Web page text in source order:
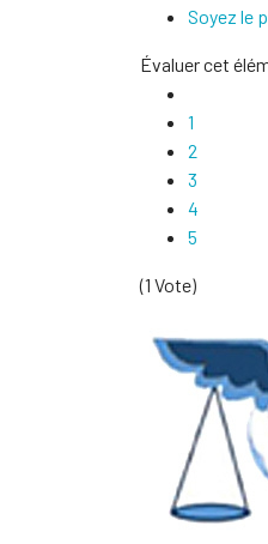
Soyez le
Évaluer cet
1
2
3
4
5
(1 Vote)